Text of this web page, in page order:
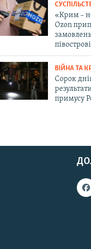
«Крим –
Ozon
півострові
ВІЙНА ТА
Сорок
примусу